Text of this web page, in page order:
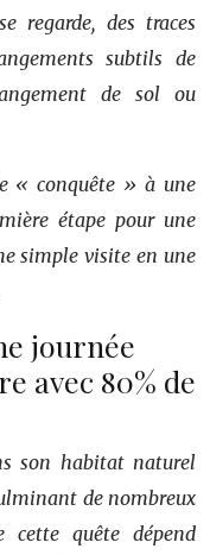
regarde, des traces
subtils de
de sol ou
« conquête » à une
étape pour une
simple visite en une
journée
avec 80% de
son habitat naturel
de nombreux
cette quête dépend